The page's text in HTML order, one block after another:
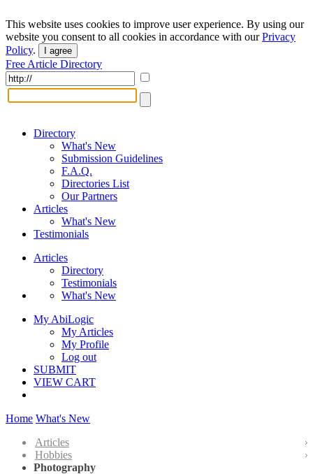
This website uses cookies to improve user experience. By using our
website you consent to all cookies in accordance with ourPrivacy
Policy. I agree
Free Article Directory
Directory
What's New
Submission Guidelines
F.A.Q.
Directories List
Our Partners
Articles
What's New
Testimonials
Articles
Directory
Testimonials
What's New
My AbiLogic
My Articles
My Profile
Log out
SUBMIT
VIEW CART
Home What's New
Articles
Hobbies
Photography